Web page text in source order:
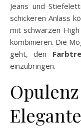
Jeans und
schickeren Anlass
mit schwarzen
kombinieren. Die
geht, den
einzubringen.